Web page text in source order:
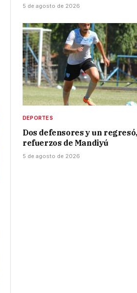
5 de agosto de 2026
DEPORTES
Dos defensores y un regresó,
refuerzos de Mandiyú
5 de agosto de 2026